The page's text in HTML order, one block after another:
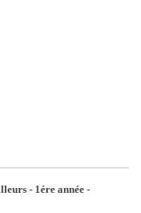
- 1ére année -